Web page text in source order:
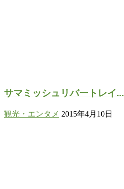
サマミッシュリバートレイ...
観光・エンタメ 2015年4月10日